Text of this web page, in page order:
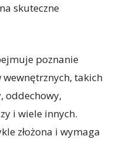
skuteczne
poznanie
wewnętrznych, takich
oddechowy,
i wiele innych.
złożona i wymaga